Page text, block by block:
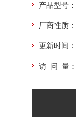
产品型号：
厂商性质：
更新时间：
访 问 量：